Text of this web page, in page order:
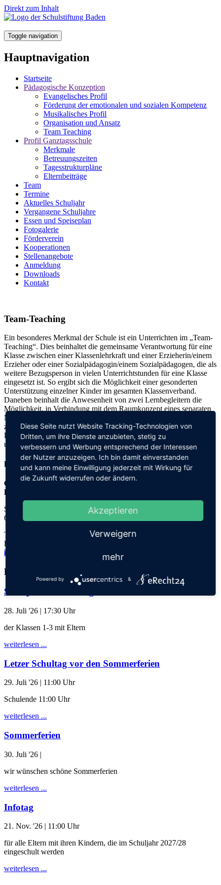
Direkt zum Inhalt
Toggle navigation
Hauptnavigation
Startseite
Pädagogische Konzeption
Evangelisches Profil
Förderung der emotionalen und sozialen Kompetenz
Musikalisches Profil
Organisation und Ansatz
Team Teaching
Profil Ganztagsschule
Merkmale
Betreuungszeiten
Tagesstrukturpläne
Elternbeiträge
Team
Termine
Aktuelles Schuljahr
Vergangene Schuljahre
Essen und Speiseplan
Fotogalerie
Förderverein
Kooperationen
Stellenangebote
Anmeldung
Downloads
Kontakt
Team-Teaching
Ein besonderes Merkmal der Schule ist ein Unterrichten im „Team-
Teaching“. Dies beinhaltet die gemeinsame Verantwortung für eine
Klasse zwischen einer Klassenlehrkraft und einer Erzieherin/einem
Erzieher oder einer Sozialpädagogin/einem Sozialpädagogen, die als
weitere Bezugsperson in vielen Unterrichtstunden für eine Klasse
eingesetzt ist. So ergibt sich die Möglichkeit einer gesonderten
Unterstützung einzelner Kinder im gesamten Klassenverband.
Daneben beinhalt die Anwesenheit von zwei Lernbegleitern die
Möglichkeit, in Verbindung mit dem Raumkonzept eines separaten
Nebenraumes in jedem Klassenzimmer die Kinder in zwei Gruppen
zu teilen bzw. einzelne Schülerinnen und Schüler gezielt zu fördern.
Dies trägt zu einer individuelleren Lernentwicklung der Kinder bei
und bietet Chancen für einen Nachteilausgleich.
Kontakt
Grundschule an der
Elisabeth-von-Thadden-Schule
Steinhofweg 95
69123 Heidelberg
Tel.: 06221 73922-0
Fax: 06221 73922-11
info@thadden-grundschule.de
Kalender
Schuljahresabschlussgottesdienst
28. Juli '26 | 17:30 Uhr
der Klassen 1-3 mit Eltern
weiterlesen ...
Letzer Schultag vor den Sommerferien
29. Juli '26 | 11:00 Uhr
Schulende 11:00 Uhr
weiterlesen ...
Sommerferien
30. Juli '26 |
wir wünschen schöne Sommerferien
weiterlesen ...
Infotag
21. Nov. '26 | 11:00 Uhr
für alle Eltern mit ihren Kindern, die im Schuljahr 2027/28
eingeschult werden
weiterlesen ...
Diese Seite nutzt Website Tracking-Technologien von
Dritten, um ihre Dienste anzubieten, stetig zu
verbessern und Werbung entsprechend der Interessen
der Nutzer anzuzeigen. Ich bin damit einverstanden
und kann meine Einwilligung jederzeit mit Wirkung für
die Zukunft widerrufen oder ändern.
Akzeptieren
Verweigern
mehr
Powered by &